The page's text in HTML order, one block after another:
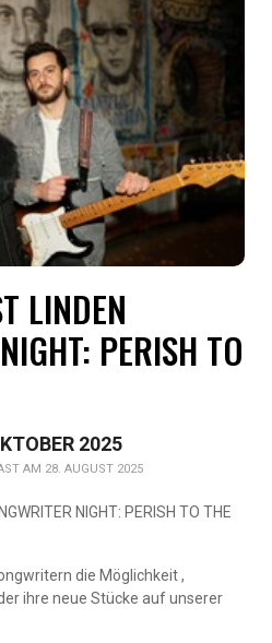
LINDEN
PERISH TO
2025
AM 28. AUGUST 2025
NIGHT: PERISH TO THE
die Möglichkeit ,
ihre neue Stücke auf unserer